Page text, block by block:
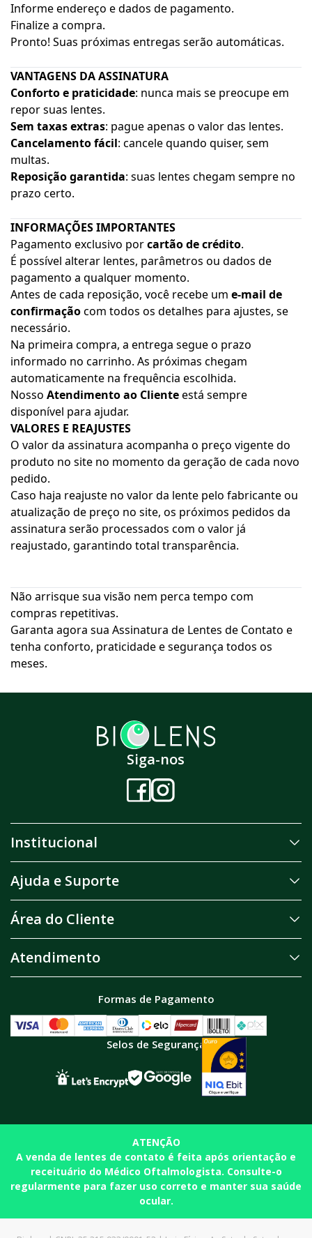
Informe endereço e dados de pagamento.
Finalize a compra.
Pronto! Suas próximas entregas serão automáticas.
VANTAGENS DA ASSINATURA
Conforto e praticidade: nunca mais se preocupe em
repor suas lentes.
Sem taxas extras: pague apenas o valor das lentes.
Cancelamento fácil: cancele quando quiser, sem
multas.
Reposição garantida: suas lentes chegam sempre no
prazo certo.
INFORMAÇÕES IMPORTANTES
Pagamento exclusivo porcartão de crédito.
É possível alterar lentes, parâmetros ou dados de
pagamento a qualquer momento.
Antes de cada reposição, você recebe um e-mail de
confirmaçãocom todos os detalhes para ajustes, se
necessário.
Na primeira compra, a entrega segue o prazo
informado no carrinho. As próximas chegam
automaticamente na frequência escolhida.
Nosso Atendimento ao Clienteestá sempre
disponível para ajudar.
VALORES E REAJUSTES
O valor da assinatura acompanha o preço vigente do
produto no site no momento da geração de cada novo
pedido.
Caso haja reajuste no valor da lente pelo fabricante ou
atualização de preço no site, os próximos pedidos da
assinatura serão processados com o valor já
reajustado, garantindo total transparência.
Não arrisque sua visão nem perca tempo com
compras repetitivas.
Garanta agora sua Assinatura de Lentes de Contato e
tenha conforto, praticidade e segurança todos os
meses.
Siga-nos
Institucional
Ajuda e Suporte
Área do Cliente
Atendimento
Formas de Pagamento
Selos de Segurança
ATENÇÃO
A venda de lentes de contato é feita após orientação e
receituário do Médico Oftalmologista. Consulte-o
regularmente para fazer uso correto e manter sua saúde
ocular.